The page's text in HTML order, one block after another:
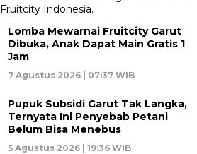
Lomba Mewarnai Fruitcity Garut
Dibuka, Anak Dapat Main Gratis 1
Jam
7 Agustus 2026 | 07:37 WIB
Pupuk Subsidi Garut Tak Langka,
Ternyata Ini Penyebab Petani
Belum Bisa Menebus
5 Agustus 2026 | 19:36 WIB